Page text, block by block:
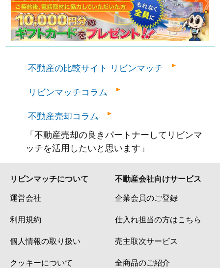
不動産の比較サイト リビンマッチ
リビンマッチコラム
不動産売却コラム
「不動産売却の良きパートナーしてリビンマ
ッチを活用したいと思います」
リビンマッチについて
運営会社
利用規約
個人情報の取り扱い
クッキーについて
不動産会社向けサービス
企業会員のご登録
仕入れ担当の方はこちら
売主取次サービス
全商品のご紹介